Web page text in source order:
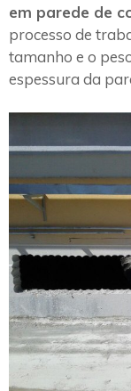
em parede de
processo de
tamanho e o
espessura da